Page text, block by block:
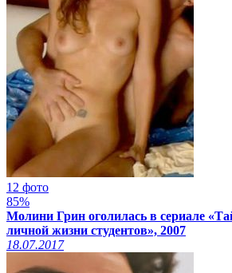
12 фото
85%
Молини Грин оголилась в сериале
личной жизни студентов», 2007
18.07.2017